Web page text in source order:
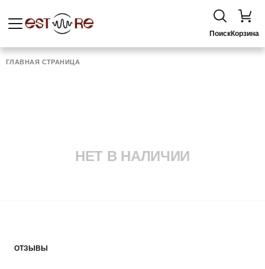
ПоискКорзина
ГЛАВНАЯ СТРАНИЦА
НЕТ В НАЛИЧИИ
ОТЗЫВЫ